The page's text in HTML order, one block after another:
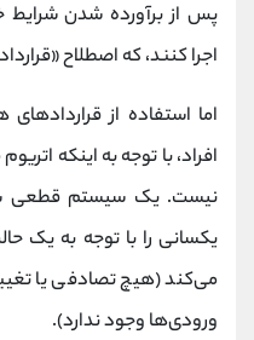
پس از برآورده شدن شرایط
اجرا کنند، که اصطلاح
اما استفاده از
افراد، با توجه به اینکه
نیست. یک سیستم قطعی
یکسانی را با توجه به یک
می‌کند (هیچ تصادفی یا
ورودی‌ها وجود ندارد).